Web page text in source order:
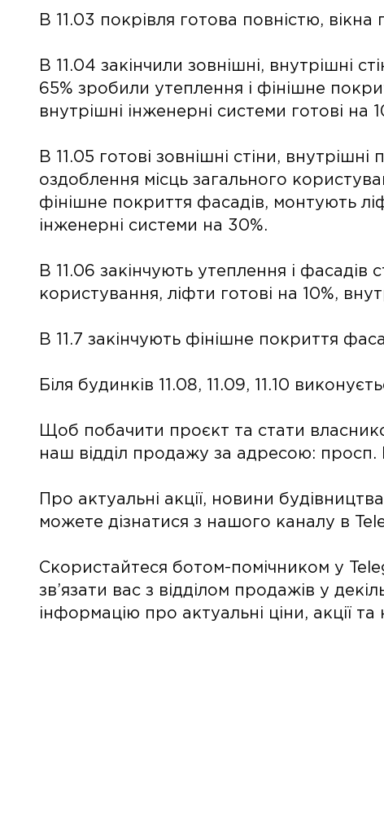
В 11.03 покрівля готова повністю, вікна
В 11.04 закінчили зовнішні, внутрішні
65% зробили утеплення і фінішне
внутрішні інженерні системи готові на
В 11.05 готові зовнішні стіни,
оздоблення місць загального
фінішне покриття фасадів, монтують
інженерні системи на 30%.
В 11.06 закінчують утеплення і фасадів
користування, ліфти готові на 10%,
В 11.7 закінчують фінішне покриття
Біля будинків 11.08, 11.09, 11.10
Щоб побачити проєкт та стати
наш відділ продажу за адресою: просп.
Про актуальні акції, новини
можете дізнатися з нашого каналу в
Скористайтеся ботом-помічником у
зв’язати вас з відділом продажів у
інформацію про актуальні ціни, акції